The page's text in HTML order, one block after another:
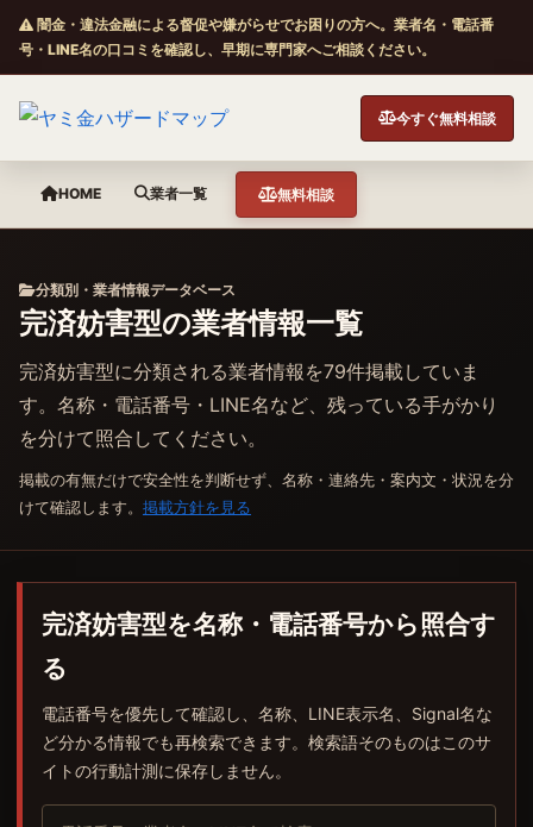
闇金・違法金融による督促や嫌がらせでお困りの方へ。業者名・電話番
号・LINE名の口コミを確認し、早期に専門家へご相談ください。
今すぐ無料相談
HOME 業者一覧 無料相談
分類別・業者情報データベース
完済妨害型の業者情報一覧
完済妨害型に分類される業者情報を79件掲載していま
す。名称・電話番号・LINE名など、残っている手がかり
を分けて照合してください。
掲載の有無だけで安全性を判断せず、名称・連絡先・案内文・状況を分
けて確認します。 掲載方針を見る
完済妨害型を名称・電話番号から照合す
る
電話番号を優先して確認し、名称、LINE表示名、Signal名な
ど分かる情報でも再検索できます。検索語そのものはこのサ
イトの行動計測に保存しません。